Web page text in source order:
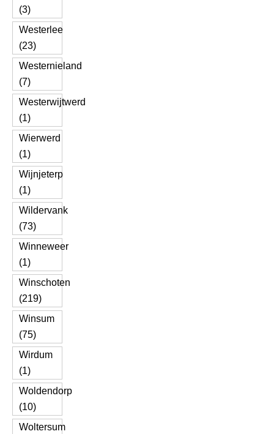
(3)
Westerlee
(23)
Westernieland
(7)
Westerwijtwerd
(1)
Wierwerd
(1)
Wijnjeterp
(1)
Wildervank
(73)
Winneweer
(1)
Winschoten
(219)
Winsum
(75)
Wirdum
(1)
Woldendorp
(10)
Woltersum